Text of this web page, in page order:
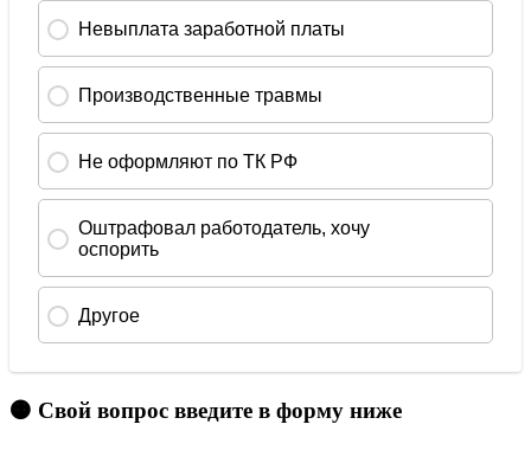
🟠 Свой вопрос введите в форму ниже